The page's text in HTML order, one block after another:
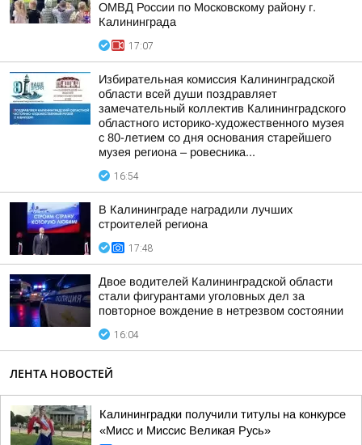
ОМВД России по Московскому району г.
Калининграда
17:07
Избирательная комиссия Калининградской
области всей души поздравляет
замечательный коллектив Калининградского
областного историко-художественного музея
с 80-летием со дня основания старейшего
музея региона – ровесника...
16:54
В Калининграде наградили лучших
строителей региона
17:48
Двое водителей Калининградской области
стали фигурантами уголовных дел за
повторное вождение в нетрезвом состоянии
16:04
ЛЕНТА НОВОСТЕЙ
Калининградки получили титулы на конкурсе
«Мисс и Миссис Великая Русь»